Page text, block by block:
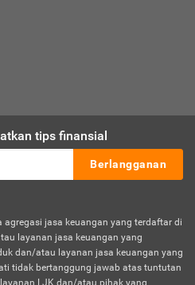
tips finansial
Berlangganan
agregasi jasa keuangan yang terdaftar di
layanan jasa keuangan yang
dan/atau layanan jasa keuangan yang
tidak bertanggung jawab atas tuntutan
LJK dan/atau pihak yang